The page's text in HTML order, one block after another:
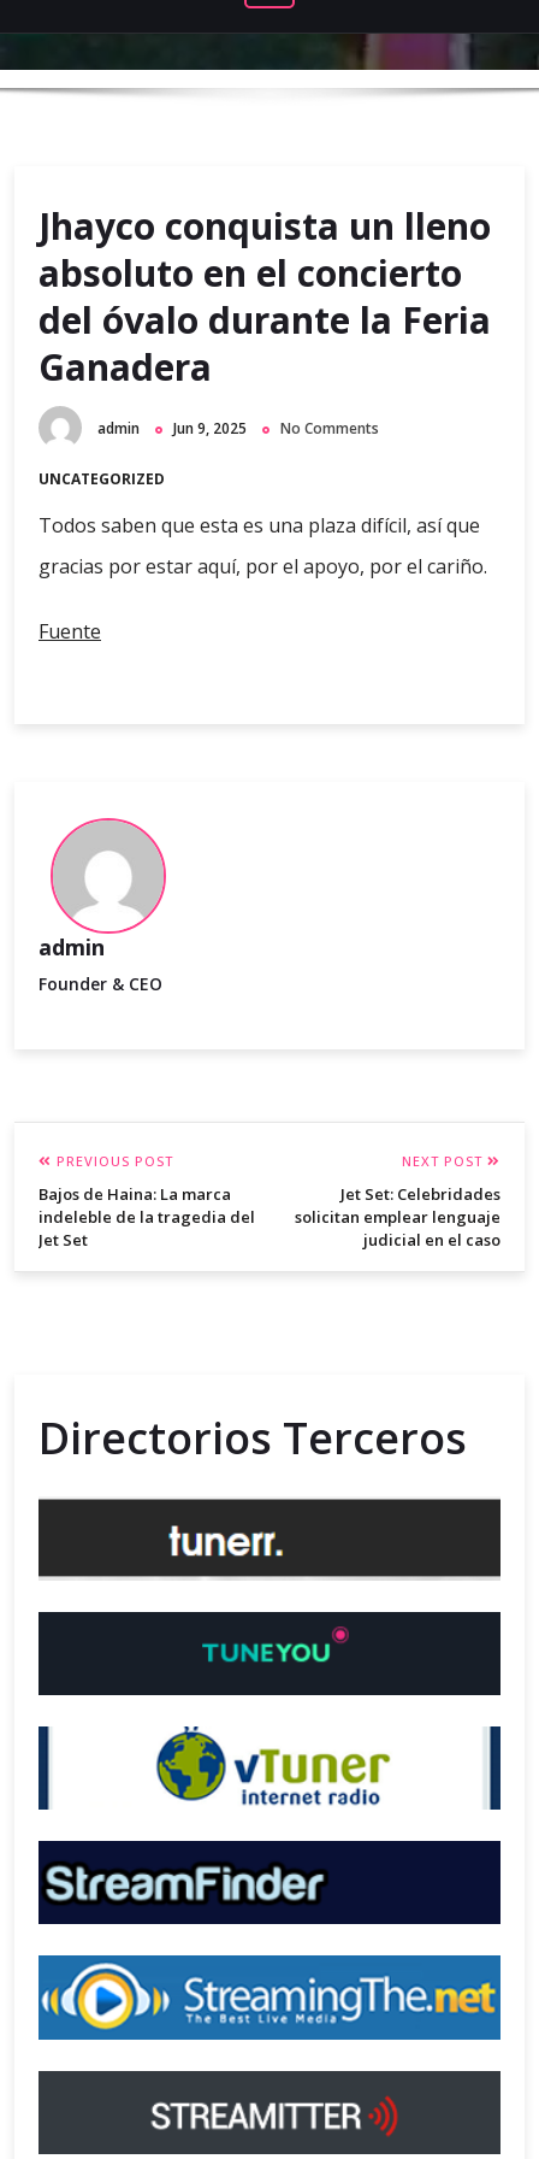
Jhayco conquista un lleno
absoluto en el concierto
del óvalo durante la Feria
Ganadera
admin Jun 9, 2025 No Comments
UNCATEGORIZED
Todos saben que esta es una plaza difícil, así que
gracias por estar aquí, por el apoyo, por el cariño.
Fuente
admin
Founder & CEO
PREVIOUS POST
Bajos de Haina: La marca
indeleble de la tragedia del
Jet Set
NEXT POST
Jet Set: Celebridades
solicitan emplear lenguaje
judicial en el caso
Directorios Terceros